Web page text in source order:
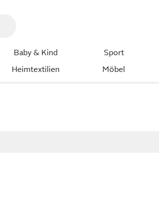
Baby & Kind Sport
Heimtextilien Möbel